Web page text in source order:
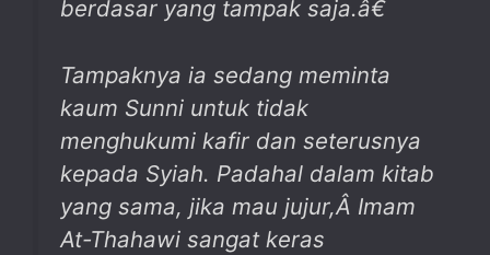
berdasar yang tampak saja.â€
Tampaknya ia sedang meminta
kaum Sunni untuk tidak
menghukumi kafir dan seterusnya
kepada Syiah. Padahal dalam kitab
yang sama, jika mau jujur,Â Imam
At-Thahawi sangat keras